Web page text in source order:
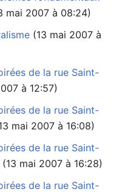
mai 2007 à 08:24)
de la rue Saint-
à 12:57)
de la rue Saint-
mai 2007 à 16:08)
de la rue Saint-
‏‎ (13 mai 2007 à 16:28)
de la rue Saint-